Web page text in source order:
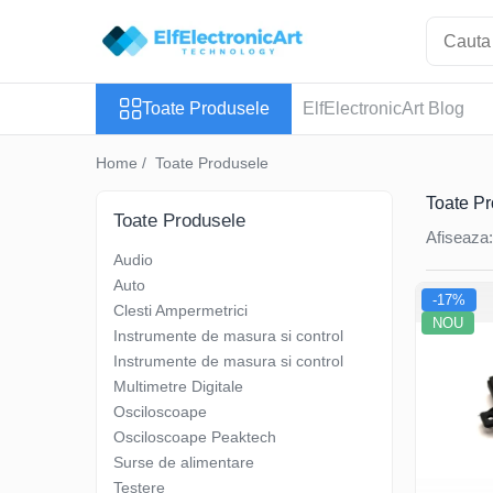
Surse de alimentare
Osciloscoape AXIOMET
Toate Produsele ElfElectronicArt Blog
Home / Toate Produsele
Toate
Toate Produsele
Audio
Auto
Clesti Ampermetrici
Instrumente de masura si control
Instrumente de masura si control
Multimetre Digitale
Osciloscoape
Osciloscoape Peaktech
Surse de alimentare
Testere
Afiseaza:
-17%
NOU